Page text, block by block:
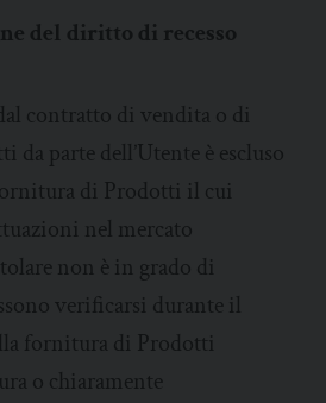
del diritto di recesso
contratto di vendita o di
parte dell’Utente è escluso
di Prodotti il cui
nel mercato
non è in grado di
verificarsi durante il
fornitura di Prodotti
o chiaramente